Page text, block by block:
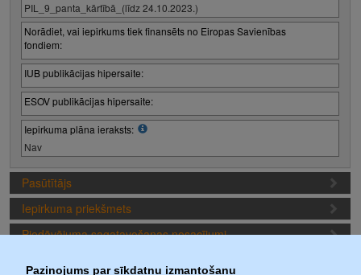
Paziņojums par sīkdatņu izmantošanu
PIL_9_panta_kārtībā_(līdz 24.10.2023.)
Norādiet, vai iepirkums tiek finansēts no Eiropas Savienības
fondiem:
IUB publikācijas hipersaite:
ESOV publikācijas hipersaite:
Iepirkuma plāna ieraksts:
Nav
Pasūtītājs
Iepirkuma priekšmets
Piedāvājuma sagatavošanas nosacījumi